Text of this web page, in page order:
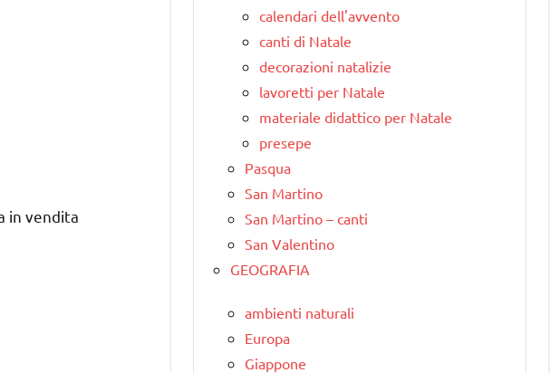
in vendita
calendari dell'avvento
canti di Natale
decorazioni natalizie
lavoretti per Natale
materiale didattico per Natale
presepe
Pasqua
San Martino
San Martino – canti
San Valentino
GEOGRAFIA
ambienti naturali
Europa
Giappone